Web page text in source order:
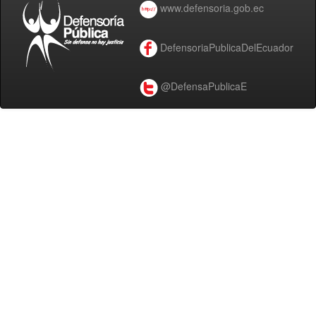
www.defensoria.gob.ec
DefensoriaPublicaDelEcuador
@DefensaPublicaE